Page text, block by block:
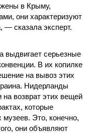
в Крыму,
они характеризуют
— сказала эксперт.
выдвигает серьезные
В их копилке
на вывоз этих
Нидерланды
на возврат этих вещей
которые
Это, конечно,
они объявляют